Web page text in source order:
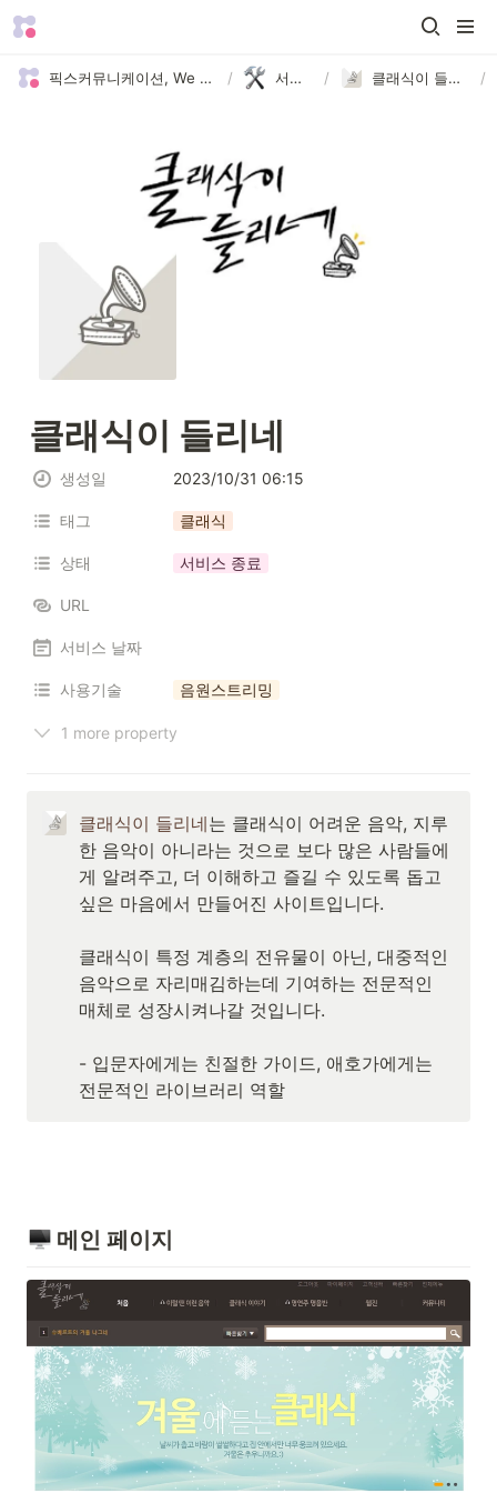
픽스커뮤니케이션, We are Picks 😄 / 서비스 / 클래식이 들리네 /
클래식이 들리네
생성일 2023/10/31 06:15
태그 클래식
상태 서비스 종료
URL
서비스 날짜
사용기술 음원스트리밍
1 more property
클래식이 들리네는 클래식이 어려운 음악, 지루
한 음악이 아니라는 것으로 보다 많은 사람들에
게 알려주고, 더 이해하고 즐길 수 있도록 돕고
싶은 마음에서 만들어진 사이트입니다.
클래식이 특정 계층의 전유물이 아닌, 대중적인
음악으로 자리매김하는데 기여하는 전문적인
매체로 성장시켜나갈 것입니다.
- 입문자에게는 친절한 가이드, 애호가에게는
전문적인 라이브러리 역할
메인 페이지